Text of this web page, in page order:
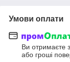
Умови оплати
Ви отримаєте
або гроші